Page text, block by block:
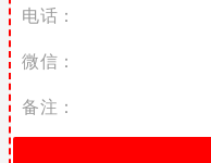
五、电工电子与自动化技术
计实训室、电子测量实训室
六、建筑工程技术实训基
七、民族文化与技艺传承实
八、三十多年来，为社会
电话：
微信：
备注：